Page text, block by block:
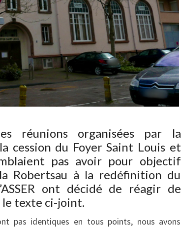
réunions organisées par la
cession du Foyer Saint Louis et
pas avoir pour objectif
Robertsau à la redéfinition du
ont décidé de réagir de
texte ci-joint.
pas identiques en tous points, nous avons